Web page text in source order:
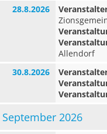
28.8.2026
Allendorf
30.8.2026
September 2026